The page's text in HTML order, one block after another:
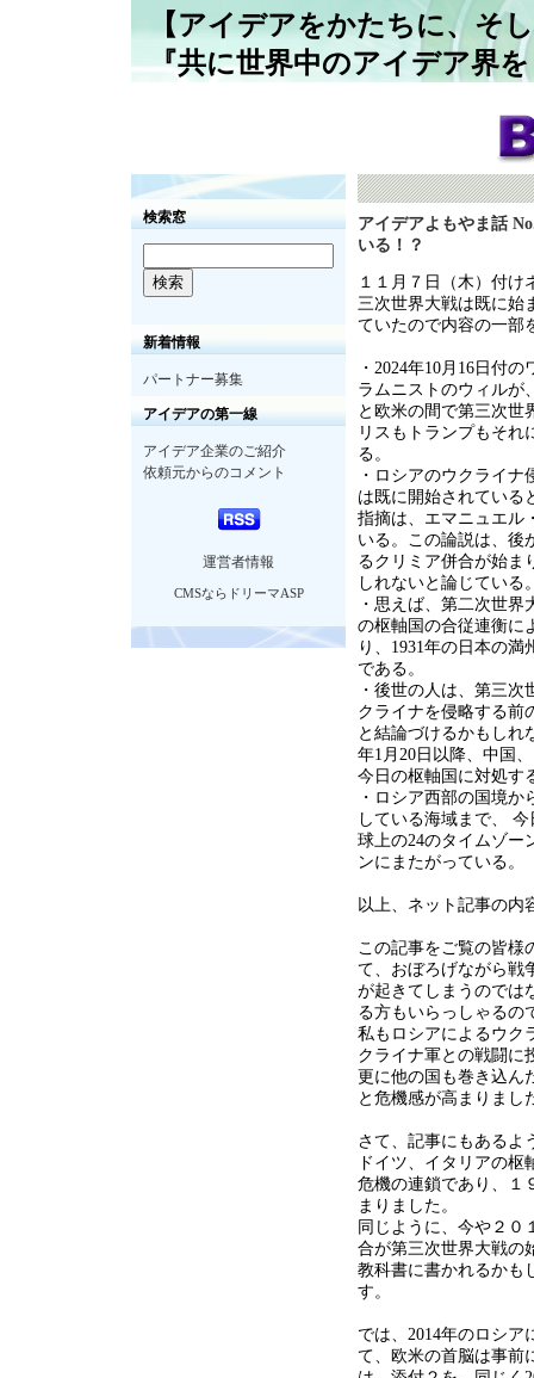
【アイデアをかたちに、そ
『共に世界中のアイデア界
検索窓
新着情報
パートナー募集
アイデアの第一線
アイデア企業のご紹介
依頼元からのコメント
運営者情報
CMSならドリーマASP
アイデアよもやま話
いる！？
１１月７日（木）付け
三次世界大戦は既に始
ていたので内容の一
・2024年10月16日付
ラムニストのウィルが
と欧米の間で第三次世
リスもトランプもそれ
る。
・ロシアのウクライ
は既に開始されている
指摘は、エマニュエル
いる。この論説は、後
るクリミア併合が始ま
しれないと論じている
・思えば、第二次世
の枢軸国の合従連衡に
り、1931年の日本の
である。
・後世の人は、第三次
クライナを侵略する前
と結論づけるかもし
年1月20日以降、中国
今日の枢軸国に対処
・ロシア西部の国境
している海域まで、
球上の24のタイムゾー
ンにまたがっている。
以上、ネット記事の内
この記事をご覧の皆様
て、おぼろげながら戦
が起きてしまうのでは
る方もいらっしゃるの
私もロシアによるウク
クライナ軍との戦闘に
更に他の国も巻き込ん
と危機感が高まりまし
さて、記事にもあるよ
ドイツ、イタリアの
危機の連鎖であり、１
まりました。
同じように、今や２０
合が第三次世界大戦の
教科書に書かれるかも
す。
では、2014年のロシア
て、欧米の首脳は事前